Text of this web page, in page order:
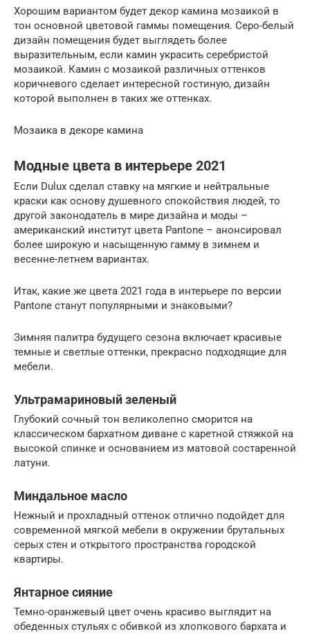
Хорошим вариантом будет декор камина мозаикой в
тон основной цветовой гаммы помещения. Серо-белый
дизайн помещения будет выглядеть более
выразительным, если камин украсить серебристой
мозаикой. Камин с мозаикой различных оттенков
коричневого сделает интересной гостиную, дизайн
которой выполнен в таких же оттенках.
Мозаика в декоре камина
Модные цвета в интерьере 2021
Если Dulux сделал ставку на мягкие и нейтральные
краски как основу душевного спокойствия людей, то
другой законодатель в мире дизайна и моды –
американский институт цвета Pantone – анонсировал
более широкую и насыщенную гамму в зимнем и
весенне-летнем вариантах.
Итак, какие же цвета 2021 года в интерьере по версии
Pantone станут популярными и знаковыми?
Зимняя палитра будущего сезона включает красивые
темные и светлые оттенки, прекрасно подходящие для
мебели.
Ультрамариновый зеленый
Глубокий сочный тон великолепно сморится на
классическом бархатном диване с каретной стяжкой на
высокой спинке и основанием из матовой состаренной
латуни.
Миндальное масло
Нежный и прохладный оттенок отлично подойдет для
современной мягкой мебели в окружении брутальных
серых стен и открытого пространства городской
квартиры.
Янтарное сияние
Темно-оранжевый цвет очень красиво выглядит на
обеденных стульях с обивкой из хлопкового бархата и